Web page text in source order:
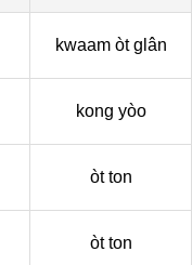
kwaam òt glân
kong yòo
òt ton
òt ton